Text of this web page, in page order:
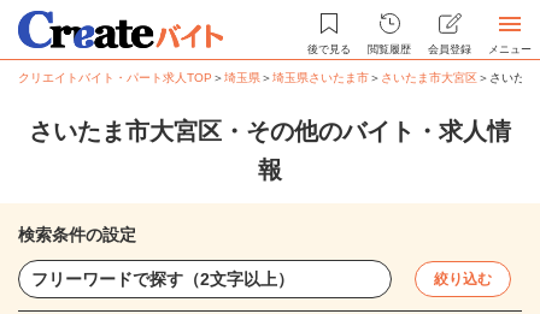
後で見る 閲覧履歴 会員登録 メニュー
クリエイトバイト・パート求人TOP ＞埼玉県＞埼玉県さいたま市＞ さいたま市大宮区＞ さいた
さいたま市大宮区・その他のバイト・求人情
報
検索条件の設定
絞り込む